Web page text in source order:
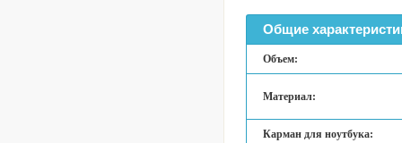
Общие
Объем:
Материал:
Карман для ноутбука: